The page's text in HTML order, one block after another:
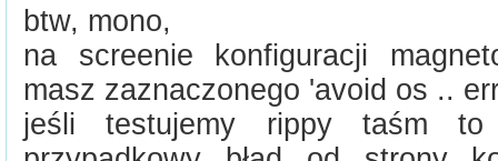
btw, mono,
na screenie konfiguracji
masz zaznaczonego 'avoid os ..
jeśli testujemy rippy taśm to